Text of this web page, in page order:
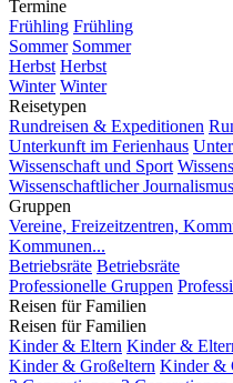
Termine
Frühling Frühling
Sommer Sommer
Herbst Herbst
Winter Winter
Reisetypen
Rundreisen & Expeditionen
Unterkunft im Ferienhaus
Wissenschaft und Sport
Wissenschaftlicher Journalismus
Gruppen
Vereine, Freizeitzentren,
Kommunen...
Betriebsräte Betriebsräte
Professionelle Gruppen
Reisen für Familien
Reisen für Familien
Kinder & Eltern Kinder &
Kinder & Großeltern Kinder &